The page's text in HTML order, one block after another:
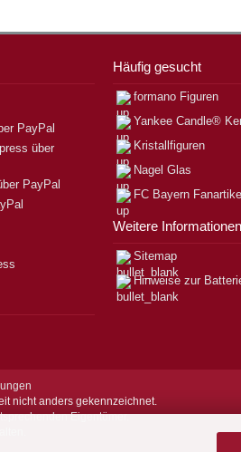
Häufig gesucht
formano Figuren
Yankee Candle®
Kristallfiguren
Nagel Glas
FC Bayern Fanartikel
Weitere Informationen
Sitemap
Hinweise zur
nicht anders gekennzeichnet.
Eigentümer.